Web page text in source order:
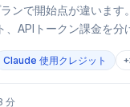
ンで開始点が違います
APIトークン課金を分
Claude 使用クレジット +
分